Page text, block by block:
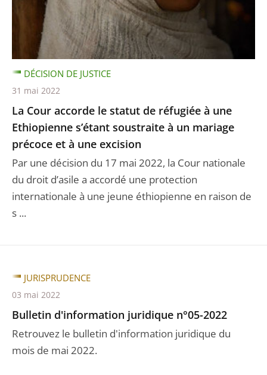
La Cour accorde le statut de réfugiée à une
Ethiopienne s’étant soustraite à un mariage
précoce et à une excision
Par une décision du 17 mai 2022, la Cour nationale
du droit d’asile a accordé une protection
internationale à une jeune éthiopienne en raison de
s ...
DÉCISION DE JUSTICE
31 mai 2022
Bulletin d'information juridique n°05-2022
Retrouvez le bulletin d'information juridique du
mois de mai 2022.
JURISPRUDENCE
03 mai 2022